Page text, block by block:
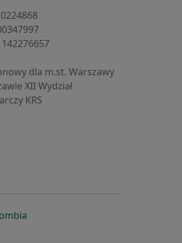
⁠142276657
dla m.st. Warszawy
XII Wydział
KRS
nowej karcie
się w nowej karcie
otwiera się w nowej karcie